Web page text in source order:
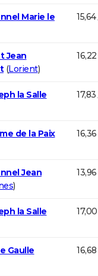
Marie le
Jean
(Lorient)
la Salle
de la Paix
Jean
)
la Salle
Gaulle